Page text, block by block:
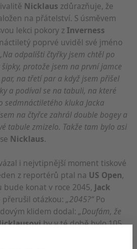
Nicklaus zdůrazňuje, že
na přátelství. S úsměvem
lekci pokory z Inverness
poprvé uviděl své jméno
odpališti čtyřky jsem chtěl po
protože jsem na první jamce
na třetí par a když jsem přišel
a podíval se na tabuli, na které
kluka Jacka
na čtyřce zahrál double bogey a
tabule zmizelo. Takže tam bylo asi
Nicklaus.
i nejvtipnější moment tiskové
z reportérů ptal na US Open,
konat v roce 2045, Jack
přerušil otázkou: „2045?“Po
klidem dodal: „Doufám, že
by v té době bylo 105